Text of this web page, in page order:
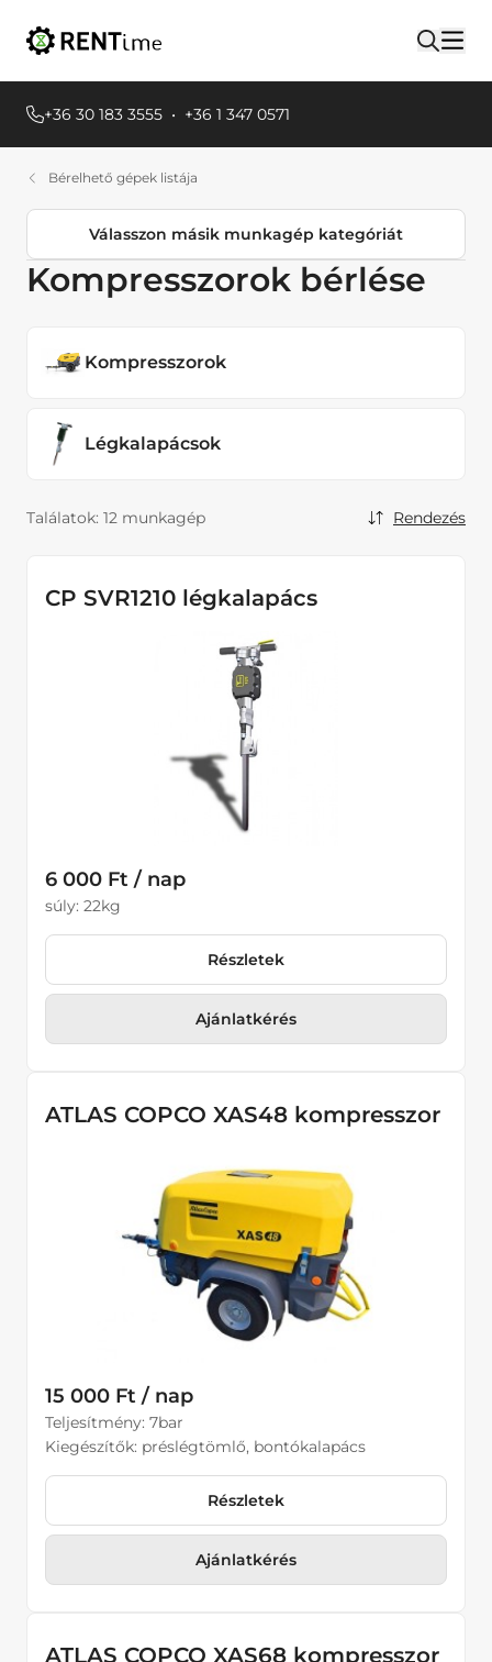
+36 30 183 3555 • +36 1 347 0571
Bérelhető gépek listája
Válasszon másik munkagép kategóriát
Termékkategóriák
Emelőgépek
Hűtés fűtés, Páramentesítők
Kompresszorok
Kompresszorok bérlése
Kompresszorok
Légkalapácsok
Találatok: 12 munkagép Rendezés
CP SVR1210 légkalapács
6 000 Ft / nap
súly: 22kg
Részletek
Ajánlatkérés
ATLAS COPCO XAS48 kompresszor
15 000 Ft / nap
Teljesítmény: 7bar
Kiegészítők: préslégtömlő, bontókalapács
Részletek
Ajánlatkérés
ATLAS COPCO XAS68 kompresszor